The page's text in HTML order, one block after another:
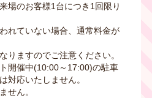
場のお客様1台につき1回限り
れていない場合、通常料金が
りますのでご注意ください。
開催中(10:00～17:00)の駐車
対応いたしません。
せん。